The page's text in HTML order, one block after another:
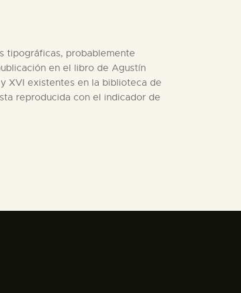
tipográficas, probablemente
en el libro de Agustín
XVI existentes en la biblioteca de
reproducida con el indicador de